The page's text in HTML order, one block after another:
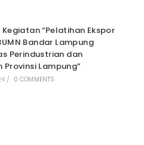
“Pelatihan Ekspor
Bandar Lampung
Perindustrian dan
Lampung”
/ 0 COMMENTS